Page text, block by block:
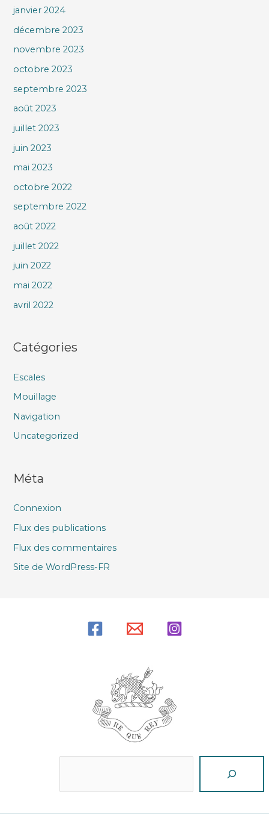
janvier 2024
décembre 2023
novembre 2023
octobre 2023
septembre 2023
août 2023
juillet 2023
juin 2023
mai 2023
octobre 2022
septembre 2022
août 2022
juillet 2022
juin 2022
mai 2022
avril 2022
Catégories
Escales
Mouillage
Navigation
Uncategorized
Méta
Connexion
Flux des publications
Flux des commentaires
Site de WordPress-FR